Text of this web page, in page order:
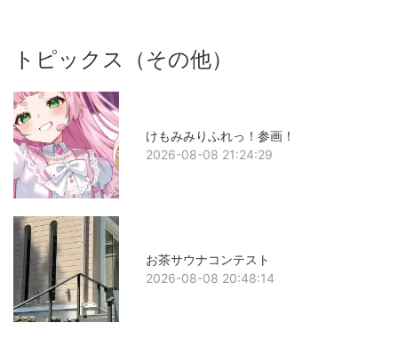
トピックス（その他）
けもみみりふれっ！参画！
2026-08-08 21:24:29
お茶サウナコンテスト
2026-08-08 20:48:14